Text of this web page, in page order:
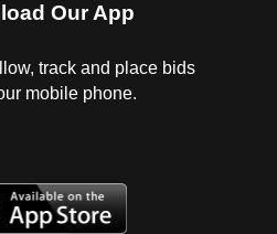
Our App
track and place bids
mobile phone.